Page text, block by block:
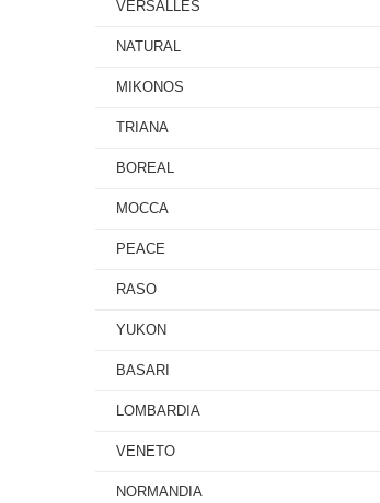
VERSALLES
NATURAL
MIKONOS
TRIANA
BOREAL
MOCCA
PEACE
RASO
YUKON
BASARI
LOMBARDIA
VENETO
NORMANDIA